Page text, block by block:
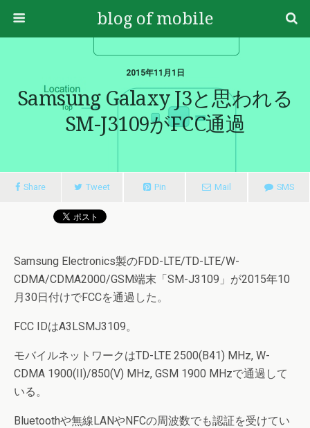
blog of mobile
2015年11月1日
Samsung Galaxy J3と思われる
SM-J3109がFCC通過
Share Tweet Pin Mail SMS
Samsung Electronics製のFDD-LTE/TD-LTE/W-
CDMA/CDMA2000/GSM端末「SM-J3109」が2015年10
月30日付けでFCCを通過した。
FCC IDはA3LSMJ3109。
モバイルネットワークはTD-LTE 2500(B41) MHz, W-
CDMA 1900(II)/850(V) MHz, GSM 1900 MHzで通過して
いる。
Bluetoothや無線LANやNFCの周波数でも認証を受けてい